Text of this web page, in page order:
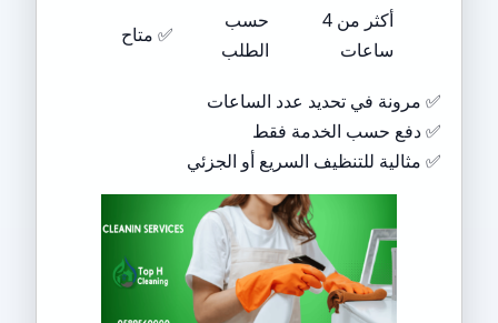
أكثر من 4
ساعات
حسب
الطلب
✅ متاح
✅ مرونة في تحديد عدد الساعات
✅ دفع حسب الخدمة فقط
✅ مثالية للتنظيف السريع أو الجزئي